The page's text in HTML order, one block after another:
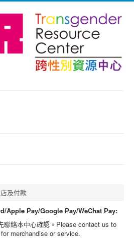
及付款
Apple Pay/Google Pay/WeChat Pay:
聯絡本中心確認。Please contact us to
merchandise or service.